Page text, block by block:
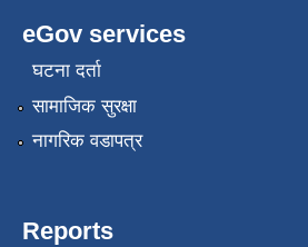
eGov services
घटना दर्ता
सामाजिक सुरक्षा
नागरिक वडापत्र
Reports